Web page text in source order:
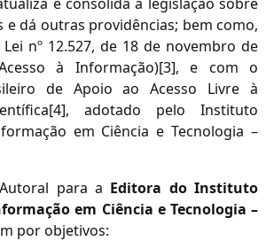
dá outras providências; bem como,
Lei nº 12.527, de 18 de novembro de
à Informação)[3], e com o
de Apoio ao Acesso Livre à
[4], adotado pelo Instituto
em Ciência e Tecnologia –
para a Editora do Instituto
em Ciência e Tecnologia –
por objetivos: